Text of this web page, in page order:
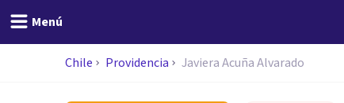
Menú
Chile Providencia Javiera Acuña Alvarado